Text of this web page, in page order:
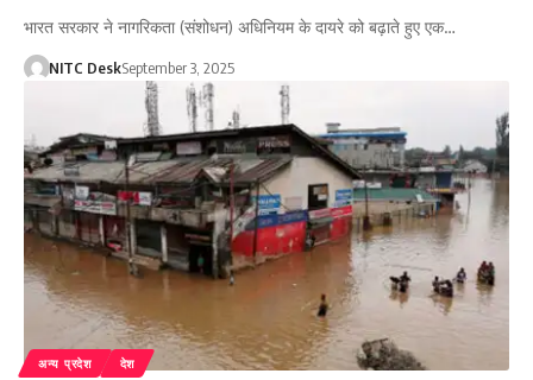
भारत सरकार ने नागरिकता (संशोधन) अधिनियम के दायरे को बढ़ाते हुए एक…
NITC DeskSeptember 3, 2025
अन्य प्रदेश देश